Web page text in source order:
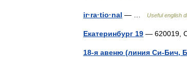
ir·ra·tio·nal — … Useful english
Екатеринбург 19 — 620019,
18-я авеню (линия Си-Бич,